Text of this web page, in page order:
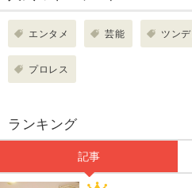
エンタメ 芸能 ツン
プロレス
ランキング
記事